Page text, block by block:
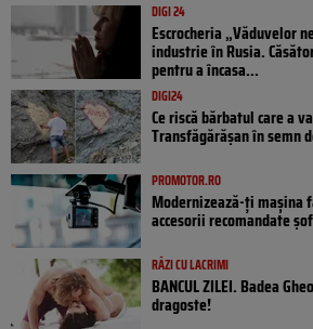
DIGI 24
Escrocheria „Văduvelor
industrie în Rusia.
pentru a încasa...
DIGI24
Ce riscă bărbatul care a
Transfăgărășan în semn
PROMOTOR.RO
Modernizează-ți
accesorii recomandate
RÂZI CU LACRIMI
BANCUL ZILEI. Badea
dragoste!